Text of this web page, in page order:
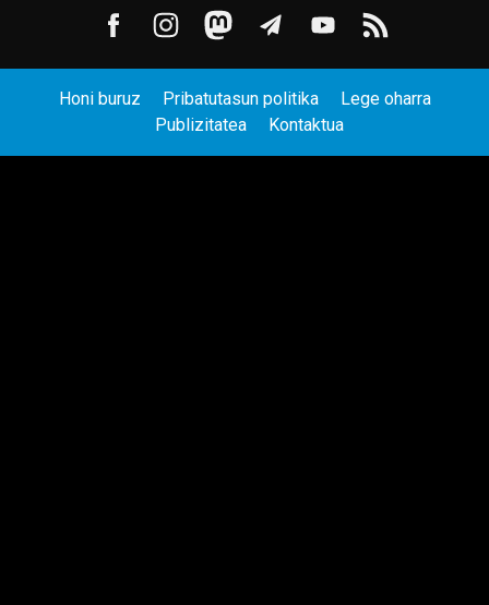
Honi buruz Pribatutasun politika
Lege oharra
Publizitatea
Kontaktua